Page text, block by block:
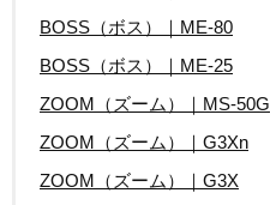
BOSS（ボス）｜ME-80
BOSS（ボス）｜ME-25
ZOOM（ズーム）｜MS-50G
ZOOM（ズーム）｜G3Xn
ZOOM（ズーム）｜G3X